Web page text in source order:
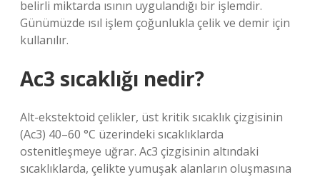
belirli miktarda ısının uygulandığı bir işlemdir.
Günümüzde ısıl işlem çoğunlukla çelik ve demir için
kullanılır.
Ac3 sıcaklığı nedir?
Alt-ekstektoid çelikler, üst kritik sıcaklık çizgisinin
(Ac3) 40–60 °C üzerindeki sıcaklıklarda
ostenitleşmeye uğrar. Ac3 çizgisinin altındaki
sıcaklıklarda, çelikte yumuşak alanların oluşmasına